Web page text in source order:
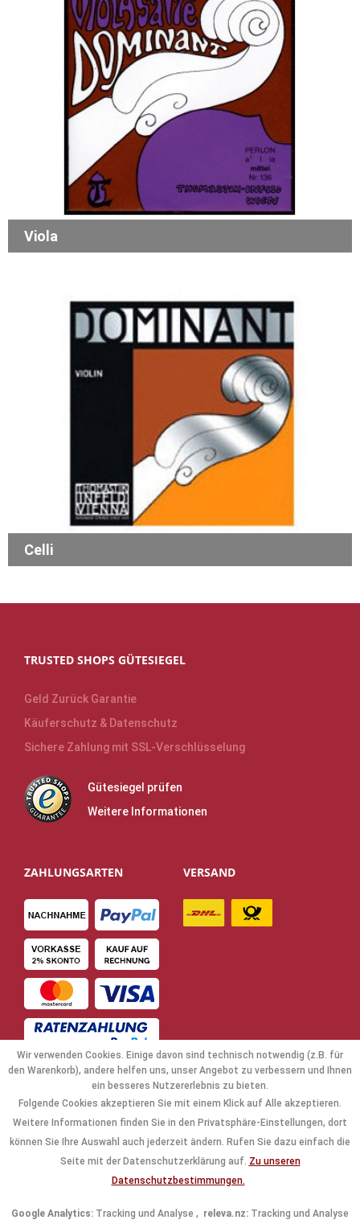
Viola
Celli
TRUSTED SHOPS GÜTESIEGEL
Geld Zurück Garantie
Käuferschutz & Datenschutz
Sichere Zahlung mit SSL-Verschlüsselung
Gütesiegel prüfen
Weitere Informationen
ZAHLUNGSARTEN VERSAND
NAVIGATION
INFORMATIONEN
Wir verwenden Cookies. Einige davon sind technisch notwendig (z.B. für
den Warenkorb), andere helfen uns, unser Angebot zu verbessern und Ihnen
ein besseres Nutzererlebnis zu bieten.
Folgende Cookies akzeptieren Sie mit einem Klick auf Alle akzeptieren.
Weitere Informationen finden Sie in den Privatsphäre-Einstellungen, dort
können Sie Ihre Auswahl auch jederzeit ändern. Rufen Sie dazu einfach die
Seite mit der Datenschutzerklärung auf. Zu unseren
Datenschutzbestimmungen.
Google Analytics: Tracking und Analyse , releva.nz: Tracking und Analyse